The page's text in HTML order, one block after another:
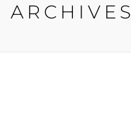
ARCHIVES